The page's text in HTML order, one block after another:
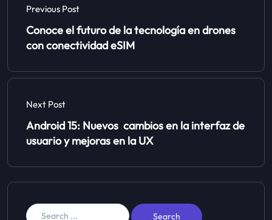
Previous Post
Conoce el futuro de la tecnología en drones
con conectividad eSIM
Next Post
Android 15: Nuevos cambios en la interfaz de
usuario y mejoras en la UX